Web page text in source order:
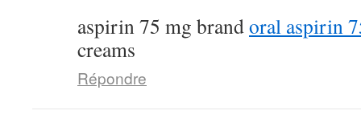
aspirin 75 mg brandoral aspirin
creams
Répondre